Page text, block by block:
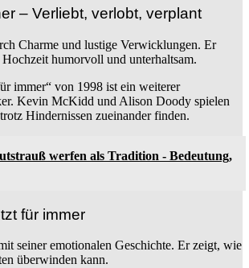
– Verliebt, verlobt, verplant
Charme und lustige Verwicklungen. Er
humorvoll und unterhaltsam.
immer“ von 1998 ist ein weiterer
Kevin McKidd und Alison Doody spielen
Hindernissen zueinander finden.
werfen als Tradition - Bedeutung,
für immer
seiner emotionalen Geschichte. Er zeigt, wie
überwinden kann.